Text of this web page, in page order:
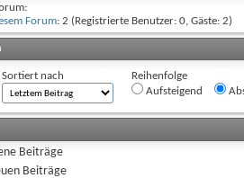
Forum: 2 (Registrierte Benutzer: 0, Gäste: 2)
Sortiert nach
Reihenfolge
Aufsteigend
Beiträge
Beiträge